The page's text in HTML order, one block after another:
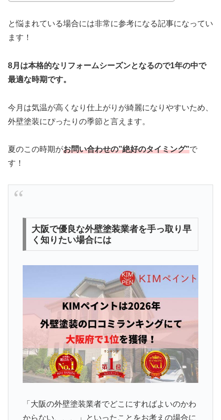
と悩まれている場合には非常に参考になる記事になってい
ます！
8月は本格的なリフォームシーズンとなるので1年の中で
最適な時期です。
今月は気温が高くなり仕上がりが綺麗になりやすいため、
外壁塗装にぴったりの季節と言えます。
夏のこの時期がお問い合わせの”絶好のタイミング”で
す！
大阪で優良な外壁塗装業者を手っ取り早
く知りたい場合には
「大阪の外壁塗装業者でどこにすればよいのかわ
からない、、、」といったことをお考えの場合に